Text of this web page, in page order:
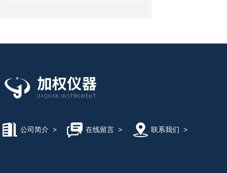
公司简介 > 在线留言> 联系我们 >